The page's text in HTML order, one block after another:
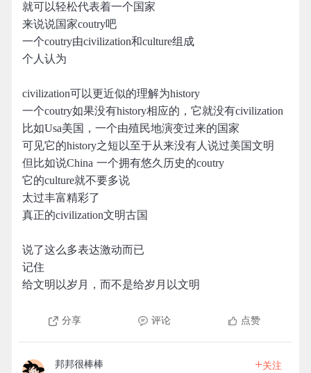
就可以轻松代表着一个国家
来说说国家coutry吧
一个coutry由civilization和culture组成
个人认为
civilization可以更近似的理解为history
一个coutry如果没有history相应的，它就没有civilization
比如Usa美国，一个由殖民地演变过来的国家
可见它的history之短以至于从来没有人说过美国文明
但比如说China 一个拥有悠久历史的coutry
它的culture就不要多说
太过丰富精彩了
真正的civilization文明古国
说了这么多表达激动而已
记住
给文明以岁月，而不是给岁月以文明
分享 评论 点赞
邦邦很棒棒 +关注